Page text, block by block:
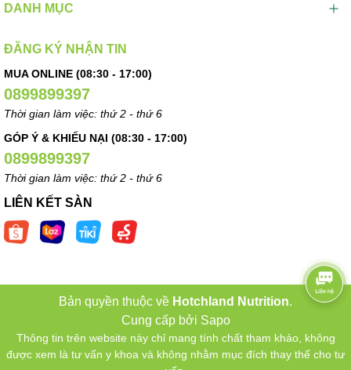
DANH MỤC
ĐĂNG KÝ NHẬN TIN
MUA ONLINE (08:30 - 17:00)
0899899397
Thời gian làm việc: thứ 2 - thứ 6
GÓP Ý & KHIẾU NẠI (08:30 - 17:00)
0899899397
Thời gian làm việc: thứ 2 - thứ 6
LIÊN KẾT SÀN
Bản quyền thuộc về Hotchland Nutrition.
Cung cấp bởi Sapo
Thông tin trên website này chỉ mang tính chất tham khảo, không
được xem là tư vấn y khoa và không nhằm mục đích thay thế cho tư